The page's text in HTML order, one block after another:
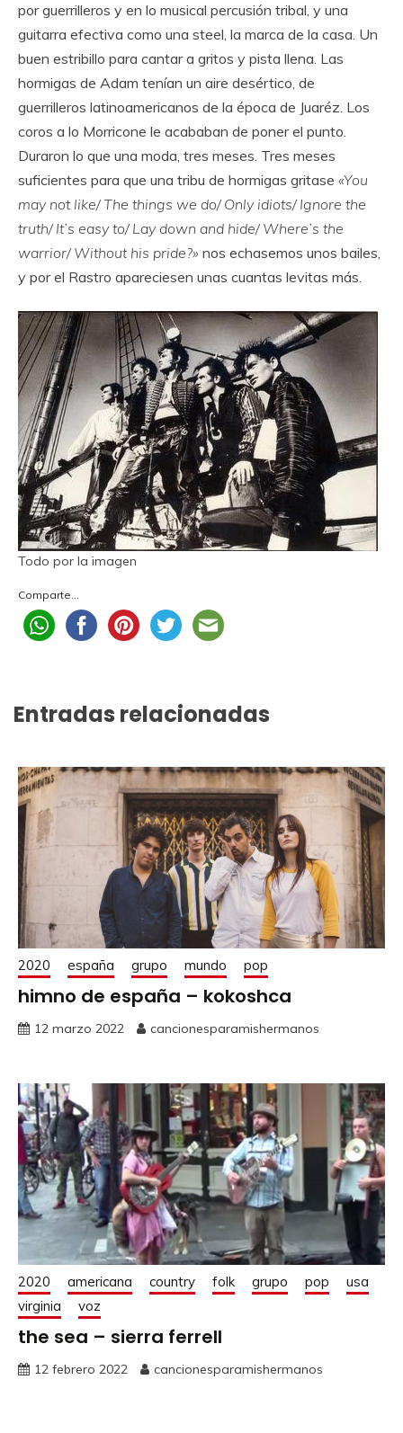
por guerrilleros y en lo musical percusión tribal, y una
guitarra efectiva como una steel, la marca de la casa. Un
buen estribillo para cantar a gritos y pista llena. Las
hormigas de Adam tenían un aire desértico, de
guerrilleros latinoamericanos de la época de Juaréz. Los
coros a lo Morricone le acababan de poner el punto.
Duraron lo que una moda, tres meses. Tres meses
suficientes para que una tribu de hormigas gritase «You
may not like/ The things we do/ Only idiots/ Ignore the
truth/ It’s easy to/ Lay down and hide/ Where’s the
warrior/ Without his pride?» nos echasemos unos bailes,
y por el Rastro apareciesen unas cuantas levitas más.
Todo por la imagen
Comparte...
Entradas relacionadas
2020 españa grupo mundo pop
himno de españa – kokoshca
12 marzo 2022 cancionesparamishermanos
2020 americana country folk grupo pop
usa
virginia
voz
the sea – sierra ferrell
12 febrero 2022 cancionesparamishermanos